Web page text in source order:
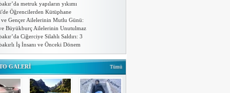
HÜRRİYET KOLEJİ DİYARBAKIR
KAMPÜSÜ GÖRKEMLİ…
Diyarbakır'ın merkez Kayapınar
ilçesinde 9 bin metrekare alan
Diyarbakır Final Eğitim
Kurumlarından Eğitime…
Diyarbakır Final Eğitim Kurumları
eğitime desteğine devam ediyor.…
metruk yapıların yıkımı
Öğrencilerden Kütüphane
Gençer Ailelerinin Mutlu Günü:
Büyükburç Ailelerinin Unutulmaz
Ciğerciye Silahlı Saldırı: 3
İş İnsanı ve Önceki Dönem
GALERİ Tümü